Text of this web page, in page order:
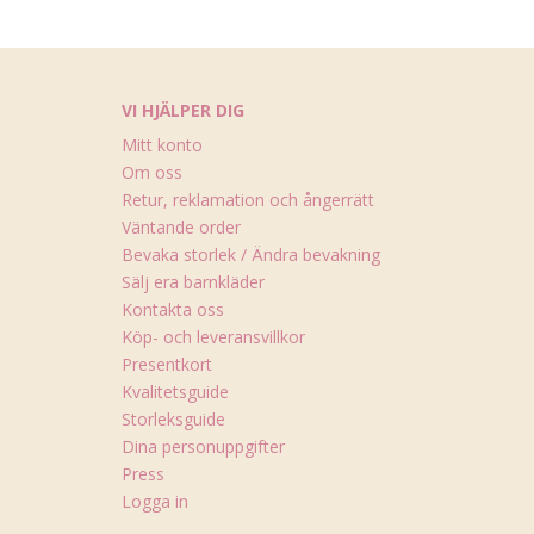
VI HJÄLPER DIG
Mitt konto
Om oss
Retur, reklamation och ångerrätt
Väntande order
Bevaka storlek / Ändra bevakning
Sälj era barnkläder
Kontakta oss
Köp- och leveransvillkor
Presentkort
Kvalitetsguide
Storleksguide
Dina personuppgifter
Press
Logga in